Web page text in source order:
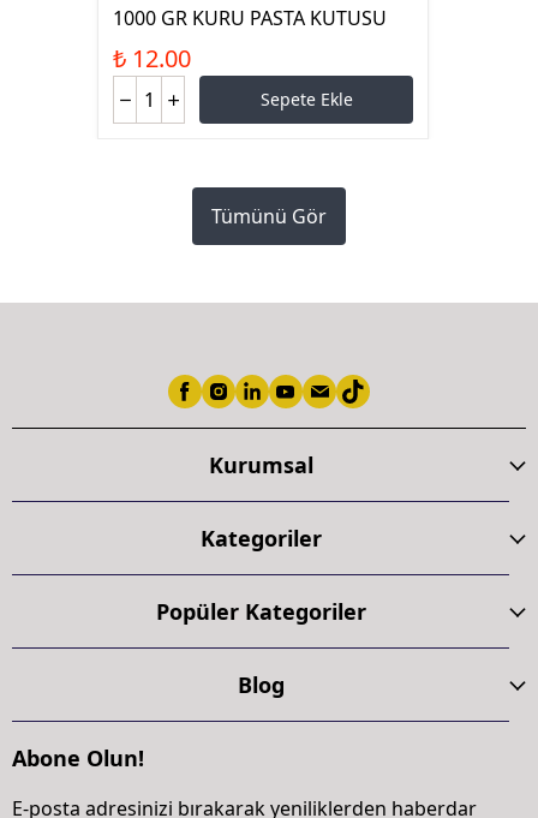
1000 GR KURU PASTA KUTUSU
₺ 12.00
Sepete Ekle
Tümünü Gör
Kurumsal
Kategoriler
Popüler Kategoriler
Blog
Abone Olun!
E-posta adresinizi bırakarak yeniliklerden haberdar